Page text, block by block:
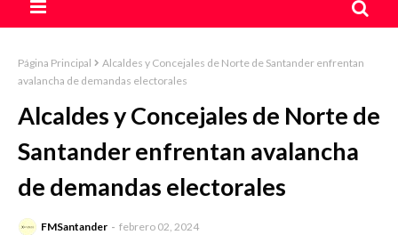
Página Principal
Alcaldes y Concejales de Norte de Santander enfrentan
avalancha de demandas electorales
Alcaldes y Concejales de Norte de
Santander enfrentan avalancha
de demandas electorales
FMSantander febrero 02, 2024